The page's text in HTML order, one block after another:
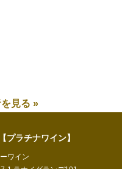
見る »
プラチナワイン】
ワイン